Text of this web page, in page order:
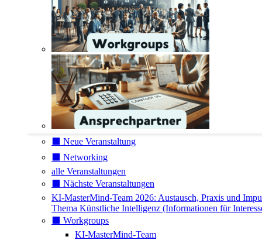
⬛️ Neue Veranstaltung
⬛️ Networking
alle Veranstaltungen
⬛️ Nächste Veranstaltungen
KI-MasterMind-Team 2026: Austausch, Praxis und
Thema Künstliche Intelligenz (Informationen für
⬛️ Workgroups
KI-MasterMind-Team